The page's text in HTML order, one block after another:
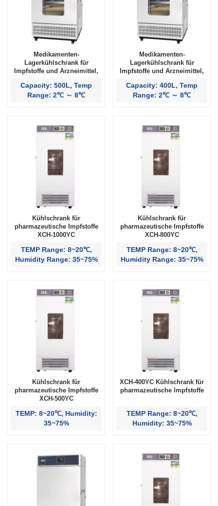
Medikamenten-
Lagerkühlschrank für
Impfstoffe und Arzneimittel,
Capacity: 500L, Temp
Range: 2℃ ～ 8℃
Medikamenten-
Lagerkühlschrank für
Impfstoffe und Arzneimittel,
Capacity: 400L, Temp
Range: 2℃ ～ 8℃
Kühlschrank für
pharmazeutische Impfstoffe
XCH-1000YC
TEMP Range: 8~20℃,
Humidity Range: 35~75%
Kühlschrank für
pharmazeutische Impfstoffe
XCH-800YC
TEMP Range: 8~20℃,
Humidity Range: 35~75%
Kühlschrank für
pharmazeutische Impfstoffe
XCH-500YC
TEMP: 8~20℃, Humidity:
35~75%
XCH-400YC Kühlschrank für
pharmazeutische Impfstoffe
TEMP Range: 8~20℃,
Humidity: 35~75%